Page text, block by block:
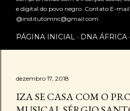
e digital do povo negro. Contato E-mail
@institutomnc@gmail.com
PÁGINA INICIAL DNA ÁFRICA
dezembro 17, 2018
IZA SE CASA COM O